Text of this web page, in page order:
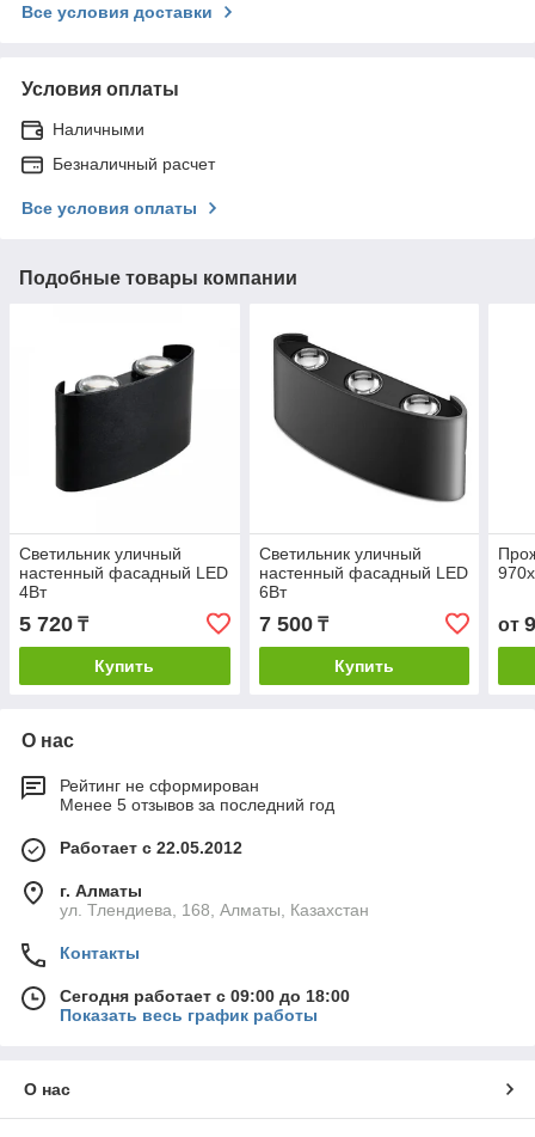
Все условия доставки
Условия оплаты
Наличными
Безналичный расчет
Все условия оплаты
Подобные товары компании
Светильник уличный
настенный фасадный LED
4Вт
5 720 ₸
Купить
Светильник уличный
настенный фасадный LED
6Вт
7 500₸
Купить
от
О нас
Рейтинг не сформирован
Менее 5 отзывов за последний год
Работает с 22.05.2012
г. Алматы
ул. Тлендиева, 168, Алматы, Казахстан
Контакты
Сегодня работает с 09:00 до 18:00
Показать весь график работы
О нас